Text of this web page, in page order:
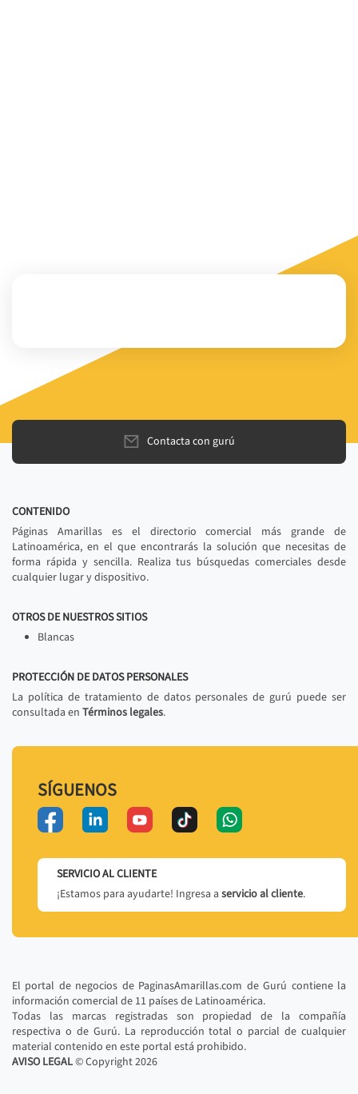
Contacta con gurú
CONTENIDO
Páginas Amarillas es el directorio comercial más grande de
Latinoamérica, en el que encontrarás la solución que necesitas de
forma rápida y sencilla. Realiza tus búsquedas comerciales desde
cualquier lugar y dispositivo.
OTROS DE NUESTROS SITIOS
Blancas
PROTECCIÓN DE DATOS PERSONALES
La política de tratamiento de datos personales de gurú puede ser
consultada en Términos legales.
SÍGUENOS
SERVICIO AL CLIENTE
¡Estamos para ayudarte! Ingresa a servicio al cliente.
El portal de negocios de PaginasAmarillas.com de Gurú contiene la
información comercial de 11 países de Latinoamérica.
Todas las marcas registradas son propiedad de la compañía
respectiva o de Gurú. La reproducción total o parcial de cualquier
material contenido en este portal está prohibido.
AVISO LEGAL© Copyright2026